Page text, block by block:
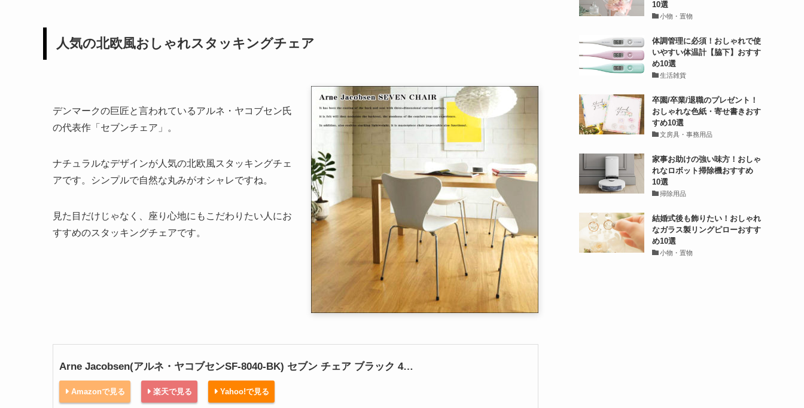
人気の北欧風おしゃれスタッキングチェア
デンマークの巨匠と言われているアルネ・ヤコブセン氏
の代表作「セブンチェア」。
ナチュラルなデザインが人気の北欧風スタッキングチェ
アです。シンプルで自然な丸みがオシャレですね。
見た目だけじゃなく、座り心地にもこだわりたい人にお
すすめのスタッキングチェアです。
Arne Jacobsen(アルネ・ヤコブセンSF-8040-BK) セブン チェア ブラック 4…
Amazonで見る 楽天で見る Yahoo!で見る
10選
小物・置物
体調管理に必須！おしゃれで使
いやすい体温計【脇下】おすす
め10選
生活雑貨
卒園/卒業/退職のプレゼント！
おしゃれな色紙・寄せ書きおす
すめ10選
文房具・事務用品
家事お助けの強い味方！おしゃ
れなロボット掃除機おすすめ
10選
掃除用品
結婚式後も飾りたい！おしゃれ
なガラス製リングピローおすす
め10選
小物・置物